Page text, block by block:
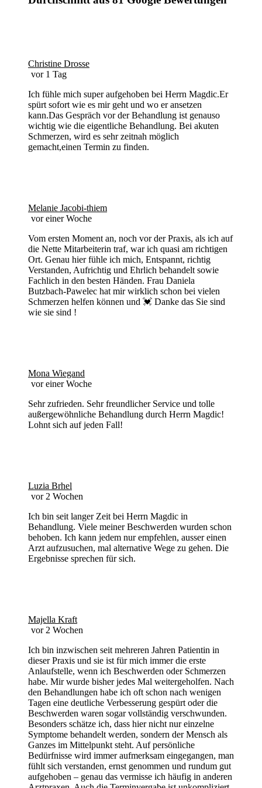
Christine Drosse
vor 1 Tag
Ich fühle mich super aufgehoben bei Herrn Magdic.Er
spürt sofort wie es mir geht und wo er ansetzen
kann.Das Gespräch vor der Behandlung ist genauso
wichtig wie die eigentliche Behandlung. Bei akuten
Schmerzen, wird es sehr zeitnah möglich
gemacht,einen Termin zu finden.
Melanie Jacobi-thiem
vor einer Woche
Vom ersten Moment an, noch vor der Praxis, als ich auf
die Nette Mitarbeiterin traf, war ich quasi am richtigen
Ort. Genau hier fühle ich mich, Entspannt, richtig
Verstanden, Aufrichtig und Ehrlich behandelt sowie
Fachlich in den besten Händen. Frau Daniela
Butzbach-Pawelec hat mir wirklich schon bei vielen
Schmerzen helfen können und 💓 Danke das Sie sind
wie sie sind !
Mona Wiegand
vor einer Woche
Sehr zufrieden. Sehr freundlicher Service und tolle
außergewöhnliche Behandlung durch Herrn Magdic!
Lohnt sich auf jeden Fall!
Luzia Brhel
vor 2 Wochen
Ich bin seit langer Zeit bei Herrn Magdic in
Behandlung. Viele meiner Beschwerden wurden schon
behoben. Ich kann jedem nur empfehlen, ausser einen
Arzt aufzusuchen, mal alternative Wege zu gehen. Die
Ergebnisse sprechen für sich.
Majella Kraft
vor 2 Wochen
Ich bin inzwischen seit mehreren Jahren Patientin in
dieser Praxis und sie ist für mich immer die erste
Anlaufstelle, wenn ich Beschwerden oder Schmerzen
habe. Mir wurde bisher jedes Mal weitergeholfen. Nach
den Behandlungen habe ich oft schon nach wenigen
Tagen eine deutliche Verbesserung gespürt oder die
Beschwerden waren sogar vollständig verschwunden.
Besonders schätze ich, dass hier nicht nur einzelne
Symptome behandelt werden, sondern der Mensch als
Ganzes im Mittelpunkt steht. Auf persönliche
Bedürfnisse wird immer aufmerksam eingegangen, man
fühlt sich verstanden, ernst genommen und rundum gut
aufgehoben – genau das vermisse ich häufig in anderen